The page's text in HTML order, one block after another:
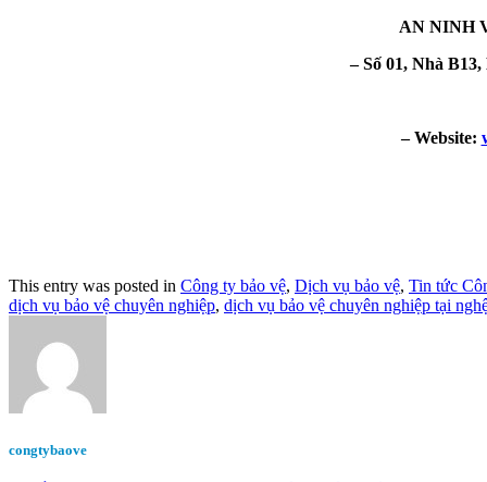
AN NINH
– Số 01, Nhà
– Website:
This entry was posted in Công ty bảo vệ, Dịch vụ bảo vệ, Tin tức
dịch vụ bảo vệ chuyên nghiệp, dịch vụ bảo vệ chuyên nghiệp tại
congtybaove